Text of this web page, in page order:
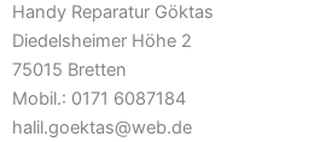
Handy Reparatur Göktas
Diedelsheimer Höhe 2
75015 Bretten
Mobil.: 0171 6087184
halil.goektas@web.de